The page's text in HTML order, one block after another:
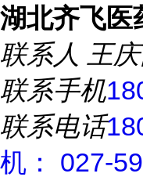
湖北齐飞医
联系人 王
联系手机
联系电话
机： 027-